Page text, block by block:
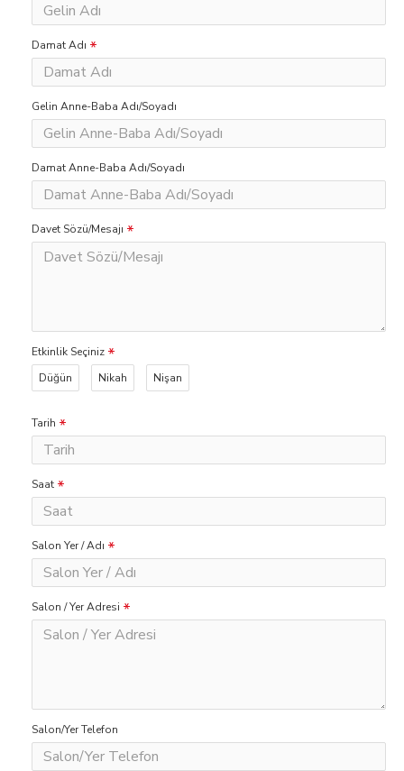
Damat Adı
Gelin Anne-Baba Adı/Soyadı
Damat Anne-Baba Adı/Soyadı
Davet Sözü/Mesajı
Etkinlik Seçiniz
Düğün
Nikah Nişan
Tarih
Saat
Salon Yer / Adı
Salon / Yer Adresi
Salon/Yer Telefon